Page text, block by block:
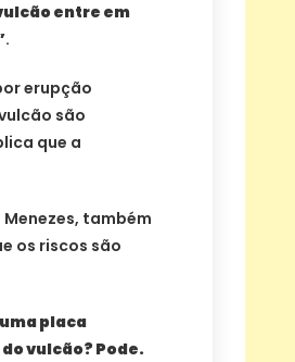
entre em
.
erupção
são
que a
também
os riscos são
placa
vulcão? Pode.